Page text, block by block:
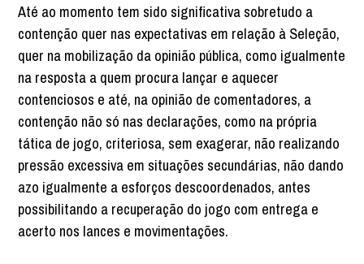
Até ao momento tem sido significativa sobretudo a
contenção quer nas expectativas em relação à Seleção,
quer na mobilização da opinião pública, como igualmente
na resposta a quem procura lançar e aquecer
contenciosos e até, na opinião de comentadores, a
contenção não só nas declarações, como na própria
tática de jogo, criteriosa, sem exagerar, não realizando
pressão excessiva em situações secundárias, não dando
azo igualmente a esforços descoordenados, antes
possibilitando a recuperação do jogo com entrega e
acerto nos lances e movimentações.